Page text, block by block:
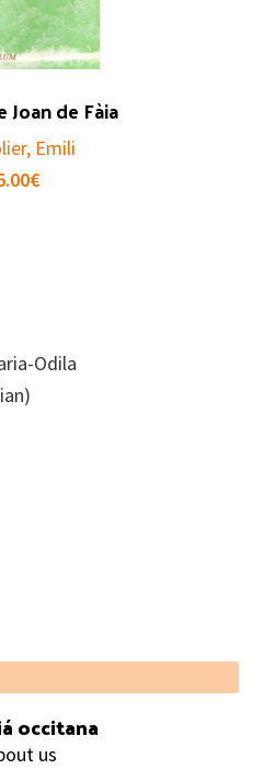
Joan de Fàia
Emili
€
Odila
occitana
us